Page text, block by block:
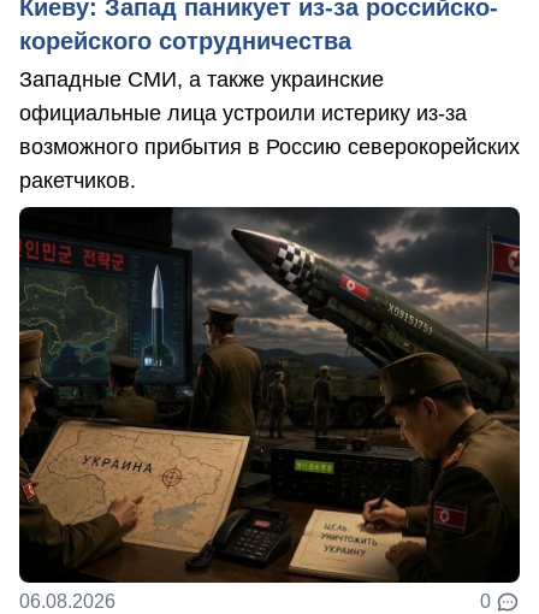
Киеву: Запад паникует из-за российско-
корейского сотрудничества
Западные СМИ, а также украинские
официальные лица устроили истерику из-за
возможного прибытия в Россию северокорейских
ракетчиков.
06.08.2026 0